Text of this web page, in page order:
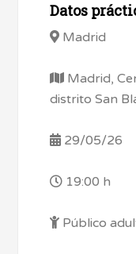
Datos
Madrid
Madrid,
distrito San
29/05/26
19:00 h
Público